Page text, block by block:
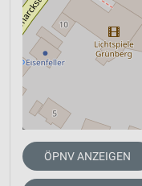
ÖPNV ANZEIGEN